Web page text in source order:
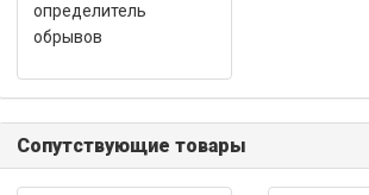
определитель
обрывов
Сопутствующие товары